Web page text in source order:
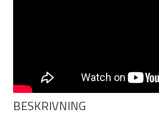
BESKRIVNING